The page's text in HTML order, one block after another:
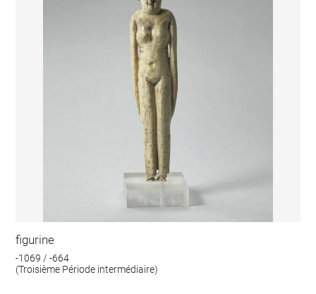
figurine
-1069 / -664
(Troisième Période intermédiaire)